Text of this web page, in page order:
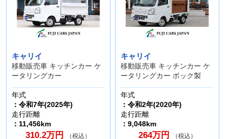
キャリイ
移動販売車 キッチンカー ケ
ータリングカー
年式
：令和7年(2025年)
走行距離
：11,456km
310.2万円 （税込）
キャリイ
移動販売車 キッチンカー ケ
ータリングカー ボック製
年式
：令和2年(2020年)
走行距離
：9,048km
264万円 （税込）